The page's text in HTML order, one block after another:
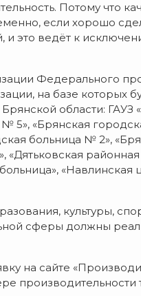
Потому что
если хорошо
это ведёт к
Федерального
на базе которых
области: ГАУЗ
5», «Брянская
больница № 2»,
«Дятьковская
«Навлинская
культуры,
сферы должны
на сайте
производительности